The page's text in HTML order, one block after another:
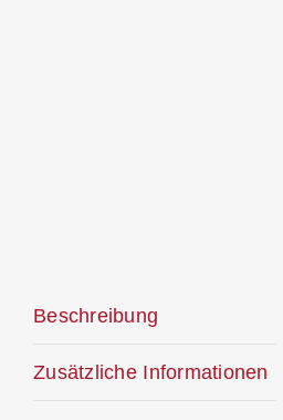
Beschreibung
Zusätzliche Informationen